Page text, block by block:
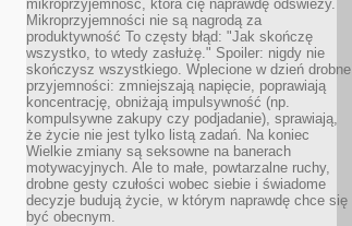
mikroprzyjemność, która cię naprawdę odświeży.
Mikroprzyjemności nie są nagrodą za
produktywność To częsty błąd: "Jak skończę
wszystko, to wtedy zasłużę." Spoiler: nigdy nie
skończysz wszystkiego. Wplecione w dzień drobne
przyjemności: zmniejszają napięcie, poprawiają
koncentrację, obniżają impulsywność (np.
kompulsywne zakupy czy podjadanie), sprawiają,
że życie nie jest tylko listą zadań. Na koniec
Wielkie zmiany są seksowne na banerach
motywacyjnych. Ale to małe, powtarzalne ruchy,
drobne gesty czułości wobec siebie i świadome
decyzje budują życie, w którym naprawdę chce się
być obecnym.